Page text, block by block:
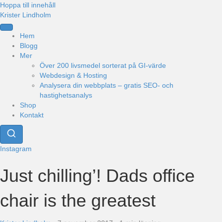
Hoppa till innehåll
Krister Lindholm
Hem
Blogg
Mer
Över 200 livsmedel sorterat på GI-värde
Webdesign & Hosting
Analysera din webbplats – gratis SEO- och
hastighetsanalys
Shop
Kontakt
Instagram
Just chilling’! Dads office
chair is the greatest